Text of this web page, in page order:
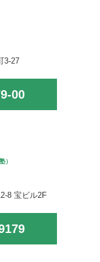
3-27
00
）
8 宝ビル2F